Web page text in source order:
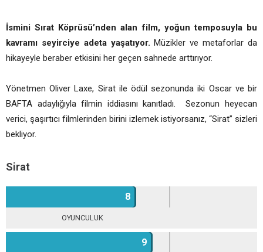
İsmini Sırat Köprüsü’nden alan film, yoğun temposuyla bu
kavramı seyirciye adeta yaşatıyor. Müzikler ve metaforlar da
hikayeyle beraber etkisini her geçen sahnede arttırıyor.
Yönetmen Oliver Laxe, Sirat ile ödül sezonunda iki Oscar ve bir
BAFTA adaylığıyla filmin iddiasını kanıtladı. Sezonun heyecan
verici, şaşırtıcı filmlerinden birini izlemek istiyorsanız, “Sirat” sizleri
bekliyor.
Sirat
8
OYUNCULUK
9